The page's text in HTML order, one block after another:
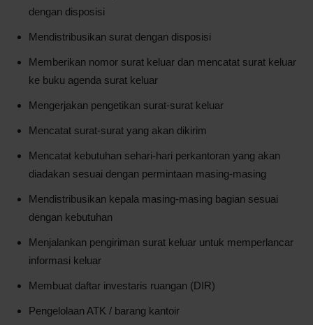
dengan disposisi
Mendistribusikan surat dengan disposisi
Memberikan nomor surat keluar dan mencatat surat keluar
ke buku agenda surat keluar
Mengerjakan pengetikan surat-surat keluar
Mencatat surat-surat yang akan dikirim
Mencatat kebutuhan sehari-hari perkantoran yang akan
diadakan sesuai dengan permintaan masing-masing
Mendistribusikan kepala masing-masing bagian sesuai
dengan kebutuhan
Menjalankan pengiriman surat keluar untuk memperlancar
informasi keluar
Membuat daftar investaris ruangan (DIR)
Pengelolaan ATK / barang kantoir